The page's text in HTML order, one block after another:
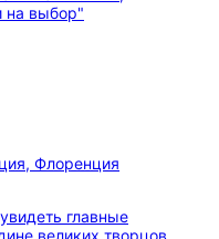
Флоренция
главные
великих творцов